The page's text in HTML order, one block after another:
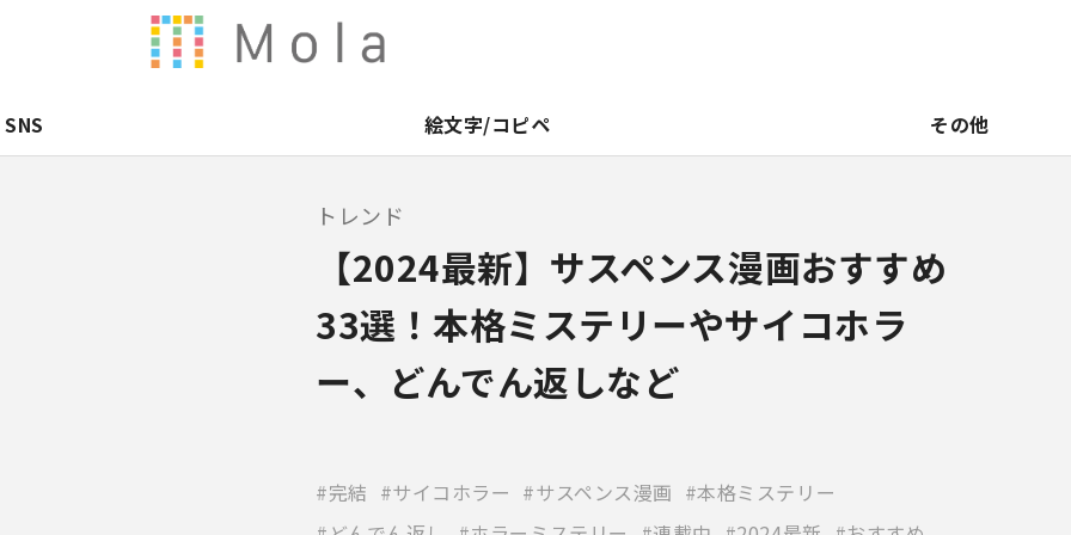
SNS 絵文字/コピペ その他
トレンド
【2024最新】サスペンス漫画おすすめ
33選！本格ミステリーやサイコホラ
ー、どんでん返しなど
完結 サイコホラー サスペンス漫画
本格ミステリー